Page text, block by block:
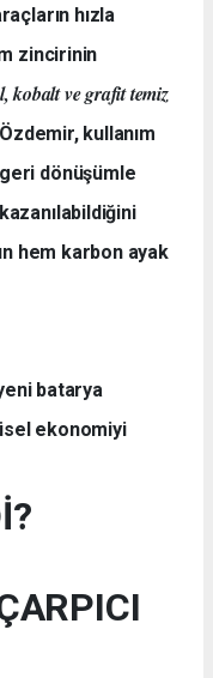
hızla
zincirinin
kobalt ve grafit temiz
Özdemir, kullanım
dönüşümle
hem karbon ayak
batarya
ekonomiyi